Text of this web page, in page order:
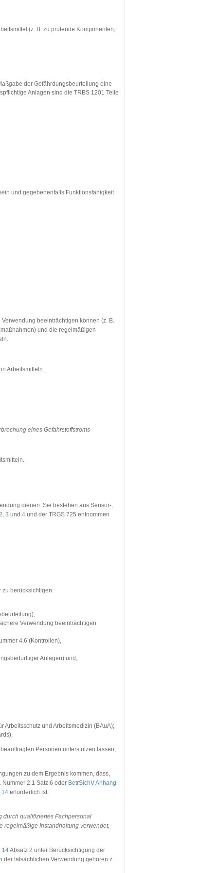
(z. B. zu prüfende Komponenten,
der Gefährdungsbeurteilung eine
Anlagen sind die TRBS 1201 Teile
und gegebenenfalls Funktionsfähigkeit
beeinträchtigen können (z. B.
und die regelmäßigen
Arbeitsmitteln.
eines Gefahrstoffstroms
dienen. Sie bestehen aus Sensor-,
, 3 und 4 und der TRGS 725 entnommen
zu berücksichtigen:
Verwendung beeinträchtigen
4.6 (Kontrollen),
Anlagen) und,
Arbeitsschutz und Arbeitsmedizin (BAuA);
Personen unterstützen lassen,
zu dem Ergebnis kommen, dass,
Nummer 2.1 Satz 6 oder BetrSichV Anhang
14 erforderlich ist.
durch qualifiziertes Fachpersonal
regelmäßige Instandhaltung verwendet,
14Absatz 2 unter Berücksichtigung der
der tatsächlichen Verwendung gehören z.